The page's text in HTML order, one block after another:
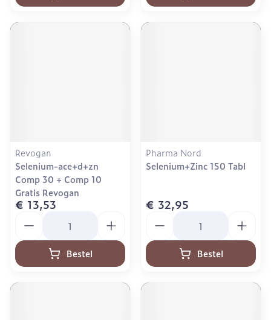
Revogan
Selenium-ace+d+zn
Comp 30 + Comp 10
Gratis Revogan
€ 13,53
Bestel
Pharma Nord
Selenium+Zinc 150 Tabl
€ 32,95
Bestel